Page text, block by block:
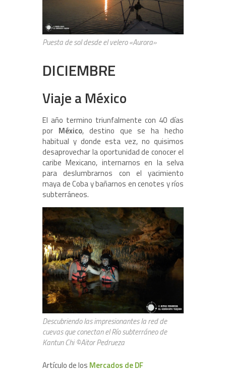
Puesta de sol desde el velero «Aurora»
DICIEMBRE
Viaje a México
El año termino triunfalmente con 40 días
por México, destino que se ha hecho
habitual y donde esta vez, no quisimos
desaprovechar la oportunidad de conocer el
caribe Mexicano, internarnos en la selva
para deslumbrarnos con el yacimiento
maya de Coba y bañarnos en cenotes y ríos
subterráneos.
Descubriendo las impresionantes la red de
cuevas que conectan el Río subterráneo de
Kantun Chi ©Aitor Pedrueza
Artículo de los Mercados de DF